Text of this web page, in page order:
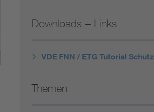
Downloads + Links
Themen